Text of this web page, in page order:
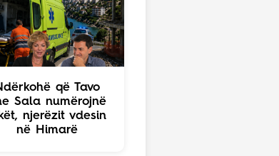
që Tavo
Sala numërojnë
njerëzit vdesin
në Himarë